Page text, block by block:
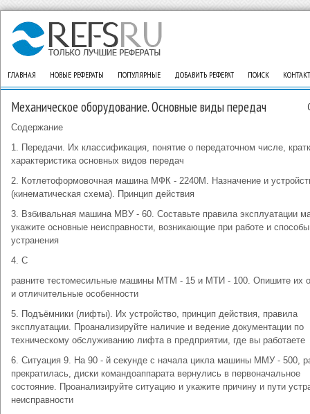
ГЛАВНАЯ НОВЫЕ РЕФЕРАТЫ ПОПУЛЯРНЫЕ ДОБАВИТЬ РЕФЕРАТ ПОИСК
Механическое оборудование. Основные виды передач
Содержание
1. Передачи. Их классификация, понятие о передаточном числе,
характеристика основных видов передач
2. Котлетоформовочная машина МФК - 2240М. Назначение и
(кинематическая схема). Принцип действия
3. Взбивальная машина МВУ - 60. Составьте правила эксплуатации
укажите основные неисправности, возникающие при работе и
устранения
4. С
равните тестомесильные машины МТМ - 15 и МТИ - 100. Опишите их
и отличительные особенности
5. Подъёмники (лифты). Их устройство, принцип действия, правила
эксплуатации. Проанализируйте наличие и ведение документации по
техническому обслуживанию лифта в предприятии, где вы работаете
6. Ситуация 9. На 90 - й секунде с начала цикла машины ММУ - 500,
прекратилась, диски командоаппарата вернулись в первоначальное
состояние. Проанализируйте ситуацию и укажите причину и пути
неисправности